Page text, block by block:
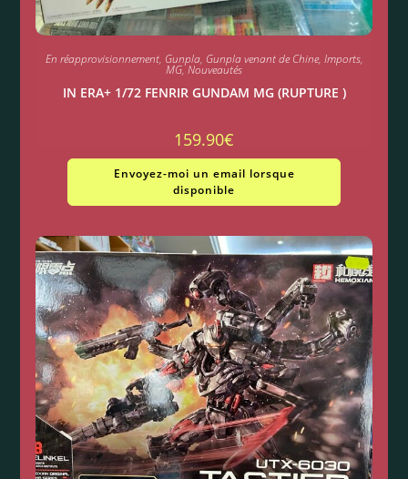
En réapprovisionnement, Gunpla, Gunpla venant de Chine, Imports,
MG,Nouveautés
IN ERA+ 1/72 FENRIR GUNDAM MG (RUPTURE )
159.90€
Envoyez-moi un email lorsque
disponible